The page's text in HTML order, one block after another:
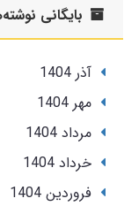
بایگانی نوشته‌ها
آذر 1404
مهر 1404
مرداد 1404
خرداد 1404
فروردین 1404